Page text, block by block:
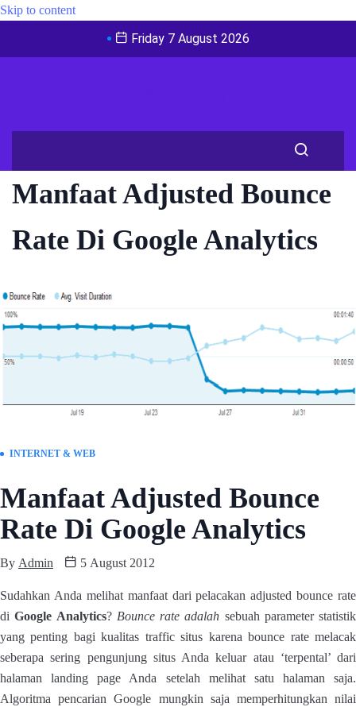
Skip to content
Friday 7 August 2026
Manfaat Adjusted Bounce
Rate Di Google Analytics
INTERNET & WEB
Manfaat Adjusted Bounce
Rate Di Google Analytics
By Admin 5 August 2012
Sudahkan Anda melihat manfaat dari pelacakan adjusted bounce rate
diGoogle Analytics? Bounce rate adalah sebuah parameter statistik
yang penting bagi kualitas traffic situs karena bounce rate melacak
seberapa sering pengunjung situs Anda keluar atau ‘terpental’ dari
halaman landing page Anda setelah melihat satu halaman saja.
Algoritma pencarian Google mungkin saja memperhitungkan nilai